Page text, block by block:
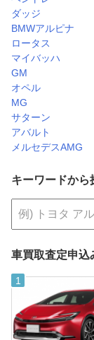
ダッジ
BMWアルピナ
ロータス
マイバッハ
GM
オペル
MG
サターン
アバルト
メルセデスAMG
キーワードから
車買取査定申込